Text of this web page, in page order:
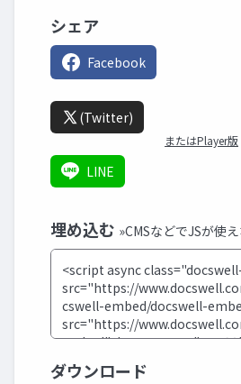
シェア
Facebook
(Twitter)
またはPlayer版
LINE
埋め込む »CMSなどでJSが使
ダウンロード